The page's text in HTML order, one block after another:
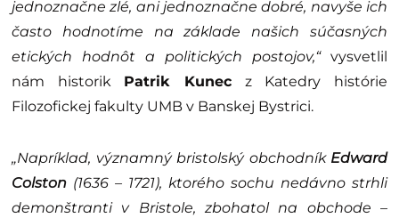
jednoznačne zlé, ani jednoznačne dobré, navyše ich
často hodnotíme na základe našich súčasných
etických hodnôt a politických postojov,“ vysvetlil
nám historik Patrik Kunec z Katedry histórie
Filozofickej fakulty UMB v Banskej Bystrici.
„Napríklad, významný bristolský obchodník Edward
Colston (1636 – 1721), ktorého sochu nedávno strhli
demonštranti v Bristole, zbohatol na obchode –